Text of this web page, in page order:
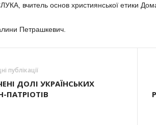
вчитель основ християнської етики
Петрашкевич.
публікації
ДОЛІ УКРАЇНСЬКИХ
ПАТРІОТІВ